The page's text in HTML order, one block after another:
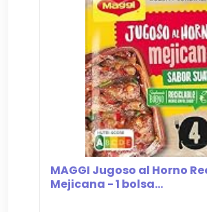
MAGGI Jugoso al Horno
Mejicana - 1 bolsa...